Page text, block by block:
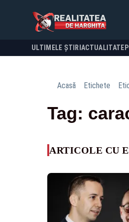
ULTIMELE ȘTIRI ACTUALITATE
Acasă Etichete
Tag:
ARTICOLE CU